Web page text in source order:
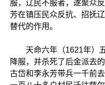
服，辽民不服者，遂聚众
芳在镇压民众反抗、招抚
替代的作用。
天命六年（1621年）五
降服，并杀死了后金派去
古岱和李永芳带兵一千前